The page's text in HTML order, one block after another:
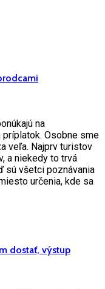
na
Osobne sme
veľa. Najprv turistov
a niekedy to trvá
sú všetci poznávania
určenia, kde sa
dostať, výstup